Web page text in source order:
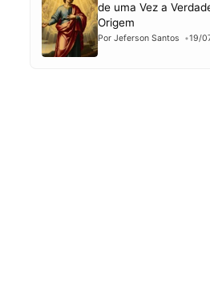
de uma Vez a
Origem
Por Jeferson Santos 19/